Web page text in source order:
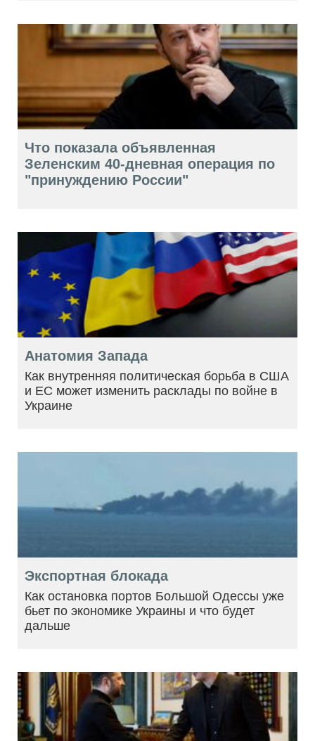
Что показала объявленная
Зеленским 40-дневная операция по
"принуждению России"
Анатомия Запада
Как внутренняя политическая борьба в США
и ЕС может изменить расклады по войне в
Украине
Экспортная блокада
Как остановка портов Большой Одессы уже
бьет по экономике Украины и что будет
дальше